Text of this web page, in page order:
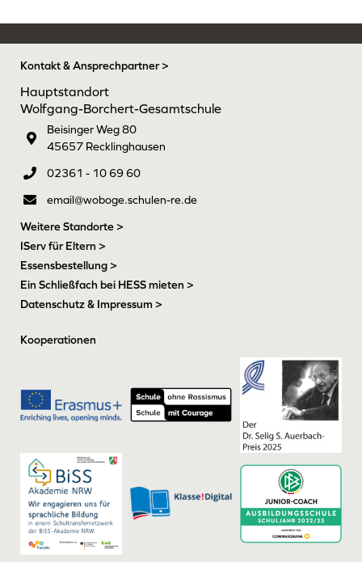
Kontakt & Ansprechpartner >
Hauptstandort
Wolfgang-Borchert-Gesamtschule
Beisinger Weg 80
45657 Recklinghausen
02361 - 10 69 60
email@woboge.schulen-re.de
Weitere Standorte >
IServ für Eltern >
Essensbestellung >
Ein Schließfach bei HESS mieten >
Datenschutz & Impressum >
Kooperationen